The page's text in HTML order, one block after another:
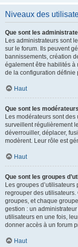
Niveaux des
Que sont les
Les administrateurs sont
sur le forum. Ils peuvent
bannissements, création
également être habilités à
de la configuration définie
Haut
Que sont les
Les modérateurs sont
surveillent régulièrement
déverrouiller, déplacer,
modèrent. Leur rôle est
Haut
Que sont les groupes
Les groupes
regrouper des
groupes, et chaque
gestion : un
utilisateurs en une fois,
donner accès à un forum
Haut